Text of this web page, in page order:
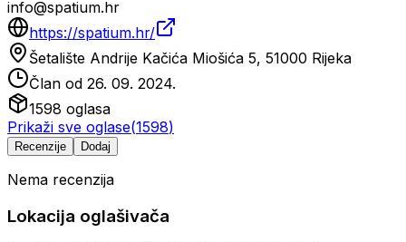
info@spatium.hr
https://spatium.hr/
Šetalište Andrije Kačića Miošića 5, 51000 Rijeka
Član od 26. 09. 2024.
1598 oglasa
Prikaži sve oglase(1598)
Recenzije Dodaj
Nema recenzija
Lokacija oglašivača